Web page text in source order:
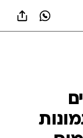
11 התמונות